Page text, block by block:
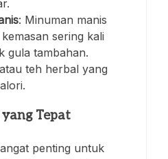
: Minuman manis
sering kali
gula tambahan.
teh herbal yang
Tepat
penting untuk